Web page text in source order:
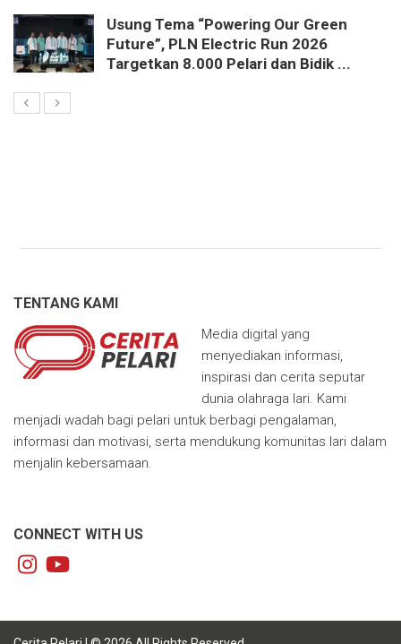
Usung Tema “Powering Our Green
Future”, PLN Electric Run 2026
Targetkan 8.000 Pelari dan Bidik ...
TENTANG KAMI
Media digital yang
menyediakan informasi,
inspirasi dan cerita seputar
dunia olahraga lari. Kami
menjadi wadah bagi pelari untuk berbagi pengalaman,
informasi dan motivasi, serta mendukung komunitas lari dalam
menjalin kebersamaan.
CONNECT WITH US